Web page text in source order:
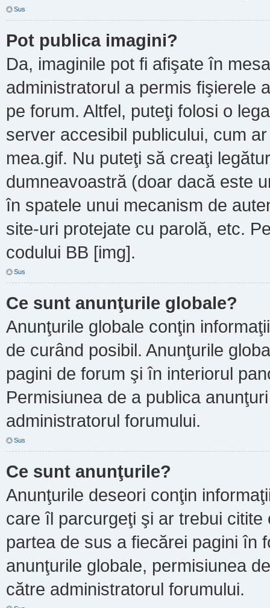
Sus
Pot publica imagini?
Da, imaginile pot fi afişate în
administratorul a permis fişierele
pe forum. Altfel, puteţi folosi o
server accesibil publicului, cum
mea.gif. Nu puteţi să creaţi
dumneavoastră (doar dacă este
în spatele unui mecanism de
site-uri protejate cu parolă, etc.
codului BB [img].
Sus
Ce sunt anunţurile globale?
Anunţurile globale conţin
de curând posibil. Anunţurile
pagini de forum şi în interiorul
Permisiunea de a publica
administratorul forumului.
Sus
Ce sunt anunţurile?
Anunţurile deseori conţin
care îl parcurgeţi şi ar trebui
partea de sus a fiecărei pagini în
anunţurile globale, permisiunea
către administratorul forumului.